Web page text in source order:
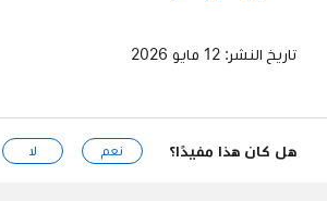
تاريخ النشر: 12 مايو 2026
هل كان هذا مفيدًا؟ نعم لا